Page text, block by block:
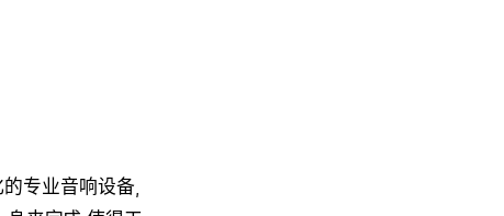
专业音响设备,